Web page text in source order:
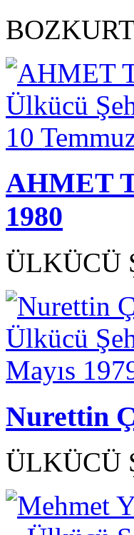
AHMET
1980
ÜLKÜCÜ
Nurettin
ÜLKÜCÜ